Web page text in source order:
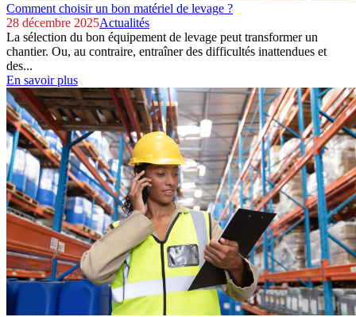
Comment choisir un bon matériel de levage ?
28 décembre 2025Actualités
La sélection du bon équipement de levage peut transformer un
chantier. Ou, au contraire, entraîner des difficultés inattendues et
des...
En savoir plus